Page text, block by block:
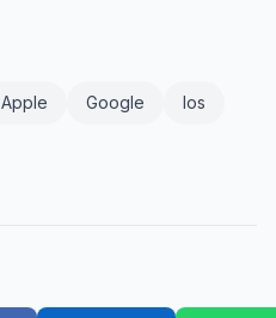
Apple Google Ios